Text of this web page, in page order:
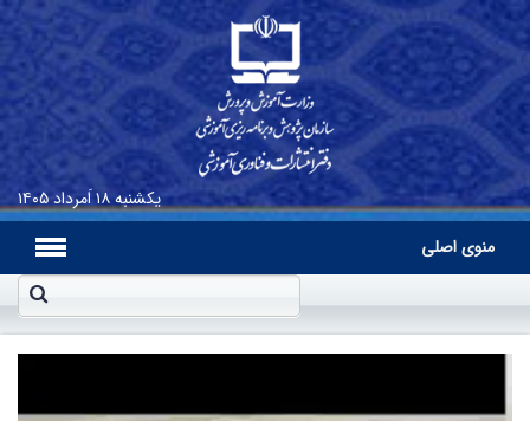
یکشنبه۱۸ اَمرداد ۱۴۰۵
منوی اصلی